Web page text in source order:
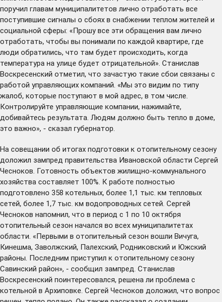
поручил главам муниципалитетов лично отработать все
поступившие сигналы о сбоях в снабжении теплом жителей и
социальной сферы: «Прошу все эти обращения вам лично
отработать, чтобы вы понимали по каждой квартире, где
люди обратились, что там будет происходить, когда
температура на улице будет отрицательной». Станислав
Воскресенский отметил, что зачастую такие сбои связаны с
работой управляющих компаний. «Мы это видим по типу
жалоб, которые поступают в мой адрес, в том числе.
Контролируйте управляющие компании, нажимайте,
добивайтесь результата. Людям должно быть тепло в доме,
это важно», - сказал губернатор.
На совещании об итогах подготовки к отопительному сезону
доложил зампред правительства Ивановской области Сергей
Чесноков. Готовность объектов жилищно-коммунального
хозяйства составляет 100%. К работе полностью
подготовлено 358 котельных, более 1,1 тыс. км тепловых
сетей, более 1,7 тыс. км водопроводных сетей. Сергей
Чесноков напомнил, что в период с 1 по 10 октября
отопительный сезон начался во всех муниципалитетах
области. «Первыми в отопительный сезон вошли Вичуга,
Кинешма, Заволжский, Палехский, Родниковский и Южский
районы. Последним приступил к отопительному сезону
Савинский район», - сообщил зампред. Станислав
Воскресенский поинтересовался, решена ли проблема с
котельной в Архиповке. Сергей Чесноков доложил, что вопрос